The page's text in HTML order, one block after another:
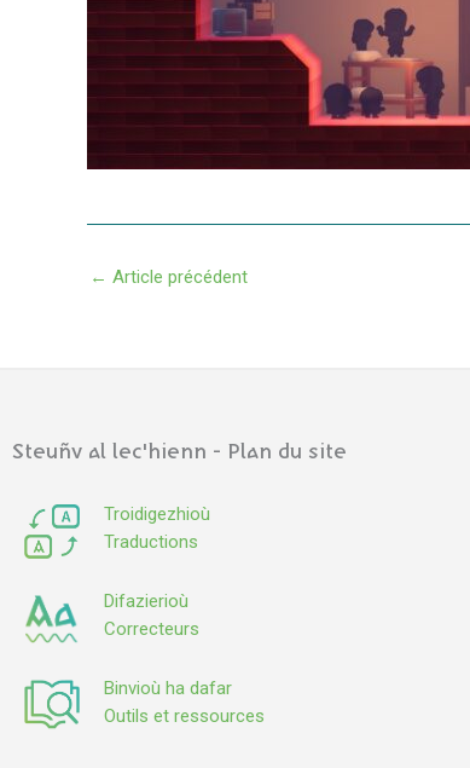
← Article précédent
Steuñv al lec'hienn - Plan du site
Troidigezhioù
Traductions
Difazierioù
Correcteurs
Binvioù ha dafar
Outils et ressources